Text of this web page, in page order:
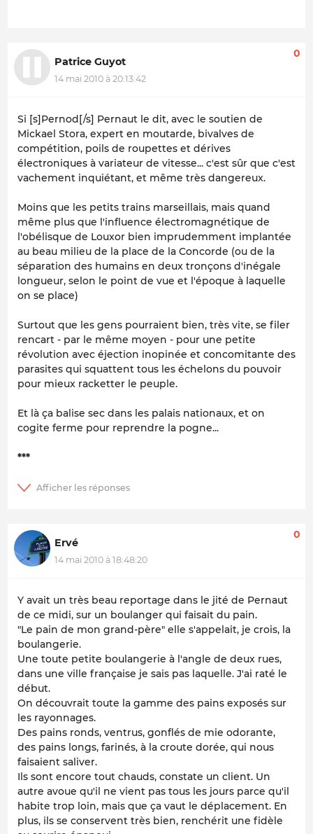
Patrice Guyot
14 mai 2010 à 20:13:42
0
Si [s]Pernod[/s] Pernaut le dit, avec le soutien de
Mickael Stora, expert en moutarde, bivalves de
compétition, poils de roupettes et dérives
électroniques à variateur de vitesse... c'est sûr que c'est
vachement inquiétant, et même très dangereux.
Moins que les petits trains marseillais, mais quand
même plus que l'influence électromagnétique de
l'obélisque de Louxor bien imprudemment implantée
au beau milieu de la place de la Concorde (ou de la
séparation des humains en deux tronçons d'inégale
longueur, selon le point de vue et l'époque à laquelle
on se place)
Surtout que les gens pourraient bien, très vite, se filer
rencart - par le même moyen - pour une petite
révolution avec éjection inopinée et concomitante des
parasites qui squattent tous les échelons du pouvoir
pour mieux racketter le peuple.
Et là ça balise sec dans les palais nationaux, et on
cogite ferme pour reprendre la pogne...
***
Ervé
14 mai 2010 à 18:48:20
0
Y avait un très beau reportage dans le jité de Pernaut
de ce midi, sur un boulanger qui faisait du pain.
"Le pain de mon grand-père" elle s'appelait, je crois, la
boulangerie.
Une toute petite boulangerie à l'angle de deux rues,
dans une ville française je sais pas laquelle. J'ai raté le
début.
On découvrait toute la gamme des pains exposés sur
les rayonnages.
Des pains ronds, ventrus, gonflés de mie odorante,
des pains longs, farinés, à la croute dorée, qui nous
faisaient saliver.
Ils sont encore tout chauds, constate un client. Un
autre avoue qu'il ne vient pas tous les jours parce qu'il
habite trop loin, mais que ça vaut le déplacement. En
plus, ils se conservent très bien, renchérit une fidèle